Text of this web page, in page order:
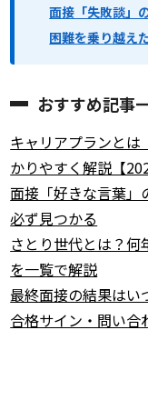
面接「失敗談」
困難を乗り越え
おすすめ記事
キャリアプランとは
かりやすく解説【
面接「好きな言葉」
必ず見つかる
さとり世代とは？
を一覧で解説
最終面接の結果はい
合格サイン・問い合